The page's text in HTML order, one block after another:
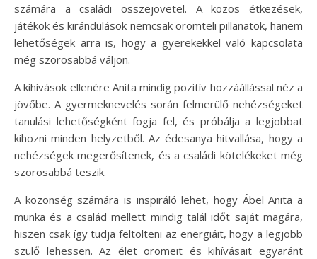
számára a családi összejövetel. A közös étkezések,
játékok és kirándulások nemcsak örömteli pillanatok, hanem
lehetőségek arra is, hogy a gyerekekkel való kapcsolata
még szorosabbá váljon.
A kihívások ellenére Anita mindig pozitív hozzáállással néz a
jövőbe. A gyermeknevelés során felmerülő nehézségeket
tanulási lehetőségként fogja fel, és próbálja a legjobbat
kihozni minden helyzetből. Az édesanya hitvallása, hogy a
nehézségek megerősítenek, és a családi kötelékeket még
szorosabbá teszik.
A közönség számára is inspiráló lehet, hogy Ábel Anita a
munka és a család mellett mindig talál időt saját magára,
hiszen csak így tudja feltölteni az energiáit, hogy a legjobb
szülő lehessen. Az élet örömeit és kihívásait egyaránt